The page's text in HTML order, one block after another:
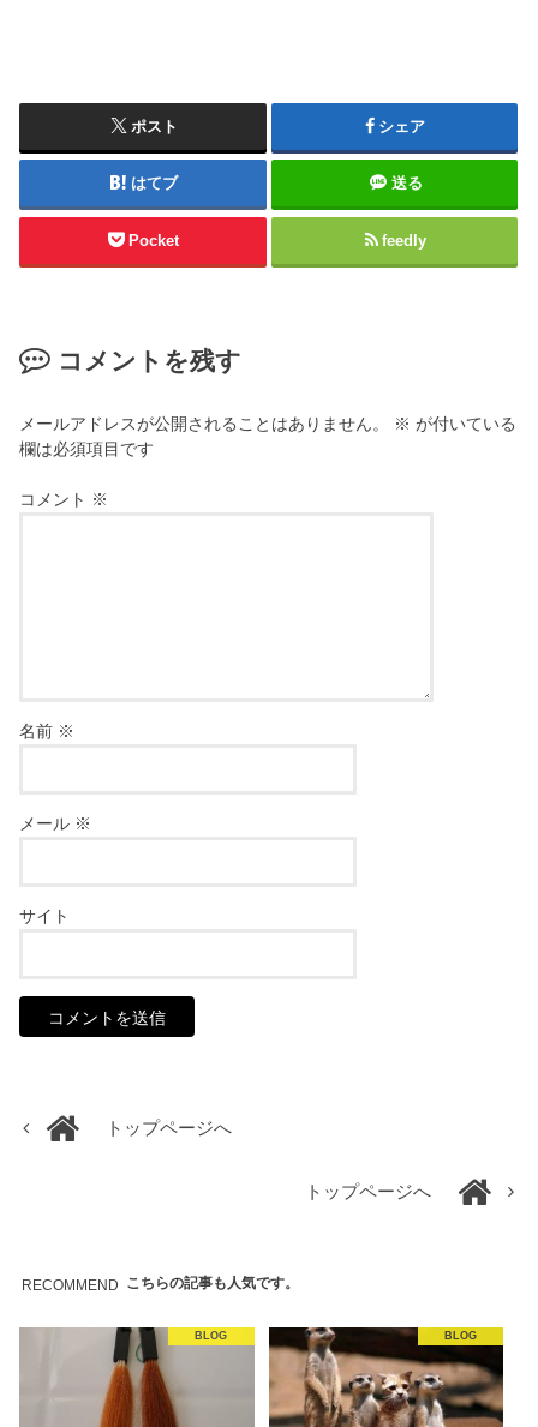
ポスト シェア
はてブ 送る
Pocket feedly
コメントを残す
メールアドレスが公開されることはありません。 ※ が付いている
欄は必須項目です
コメント ※
名前 ※
メール ※
サイト
トップページへ
トップページへ
RECOMMEND こちらの記事も人気です。
BLOG BLOG